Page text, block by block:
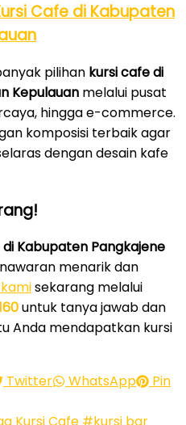
Cafe di Kabupaten
pilihan kursi cafe di
Kepulauan melalui pusat
hingga e-commerce.
komposisi terbaik agar
dengan desain kafe
Kabupaten Pangkajene
menarik dan
sekarang melalui
untuk tanya jawab dan
Anda mendapatkan kursi
Twitter WhatsApp
Pin